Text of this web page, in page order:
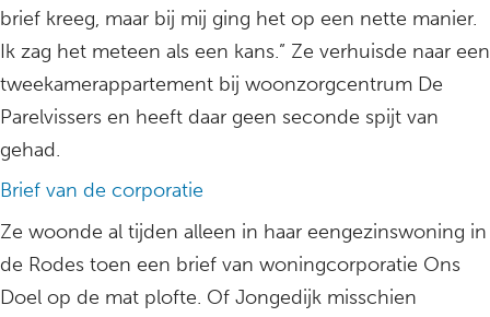
brief kreeg, maar bij mij ging het op een nette manier.
Ik zag het meteen als een kans.” Ze verhuisde naar een
tweekamerappartement bij woonzorgcentrum De
Parelvissers en heeft daar geen seconde spijt van
gehad.
Brief van de corporatie
Ze woonde al tijden alleen in haar eengezinswoning in
de Rodes toen een brief van woningcorporatie Ons
Doel op de mat plofte. Of Jongedijk misschien